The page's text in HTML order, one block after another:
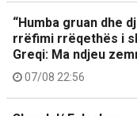
“Humba gruan dhe
rrëfimi rrëqethës i
Greqi: Ma ndjeu
07/08 22:56